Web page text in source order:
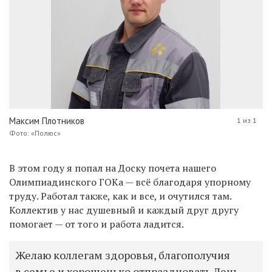
Максим Плотников
Фото: «Полюс»
1 из 1
В этом году я попал на Доску почета нашего
Олимпиадинского ГОКа — всё благодаря упорному
труду. Работал также, как и все, и очутился там.
Коллектив у нас душевный и каждый друг другу
помогает — от того и работа ладится.
Желаю коллегам здоровья, благополучия